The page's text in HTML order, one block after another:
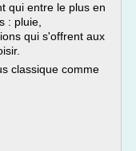
qui entre le plus en
: pluie,
qui s'offrent aux
classique comme